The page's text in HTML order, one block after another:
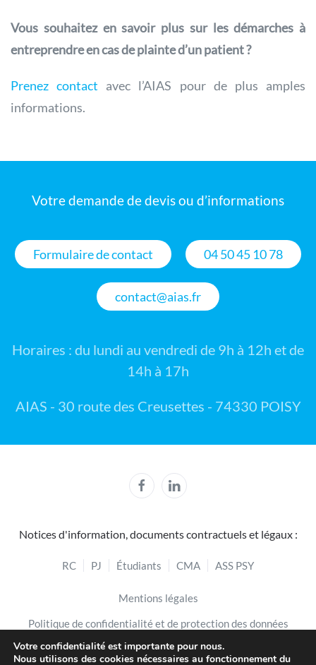
Vous souhaitez en savoir plus sur les démarches à
entreprendre en cas de plainte d’un patient ?
Prenez contact avec l’AIAS pour de plus amples
informations.
Votre demande de devis ou d’informations
Formulaire de contact 04 50 45 10 78
contact@aias.fr
Horaires : du lundi au vendredi de 9h à 12h et de
14h à 17h
AIAS - 30 route des Creusettes - 74330 POISY
Notices d'information, documents contractuels et légaux :
RC PJ Étudiants CMA ASS PSY
Mentions légales
Politique de confidentialité et de protection des données
Politique de cookies
Votre confidentialité est importante pour nous.
Nous utilisons des cookies nécessaires au fonctionnement du